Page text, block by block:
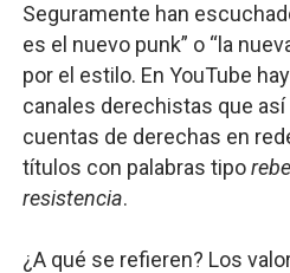
Definiendo: ¿Qué es el
Panorama del nuevo
Llévenmelo fuchachos: El
La falacia etimológica
Seguramente han
es el nuevo punk” o “la
por el estilo. En YouTube
canales derechistas que
cuentas de derechas en
títulos con palabras tipo
resistencia.
¿A qué se refieren? Los